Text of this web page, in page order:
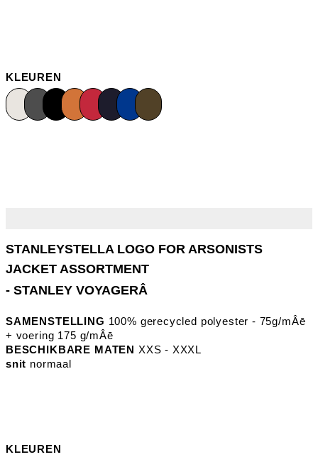
KLEUREN
- STANLEY VOYAGERÂ
SAMENSTELLING 100% gerecycled polyester - 75g/mÂē
+ voering 175 g/mÂē
BESCHIKBARE MATEN XXS - XXXL
snit normaal
KLEUREN